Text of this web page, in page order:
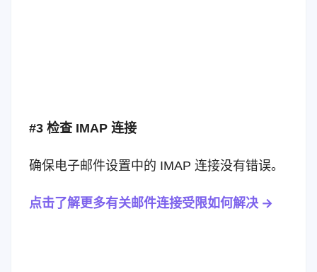
#3 检查 IMAP 连接
确保电子邮件设置中的 IMAP 连接没有错误。
点击了解更多有关邮件连接受限如何解决 ->